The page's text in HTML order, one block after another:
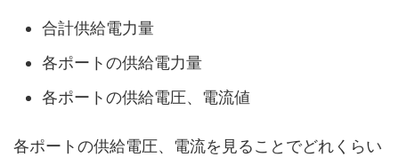
合計供給電力量
各ポートの供給電力量
各ポートの供給電圧、電流値
各ポートの供給電圧、電流を見ることでどれくらい